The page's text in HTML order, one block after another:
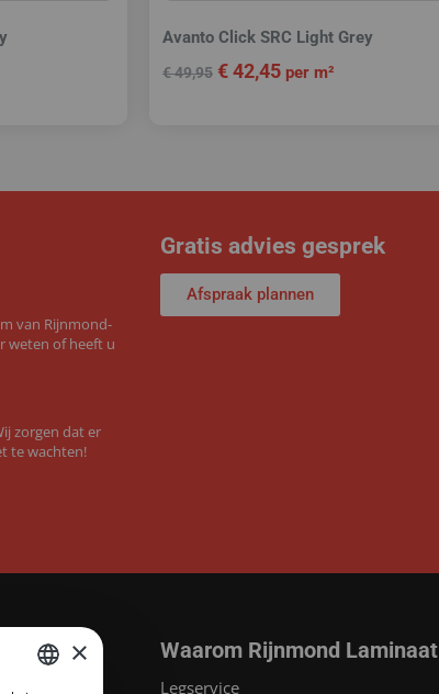
Avanto Click SRC Light Grey
€49,95 €42,45 per m²
van Rijnmond-
weten of heeft u
zorgen dat er
te wachten!
Gratis advies gesprek
Afspraak plannen
Waarom Rijnmond Laminaat
Legservice
×